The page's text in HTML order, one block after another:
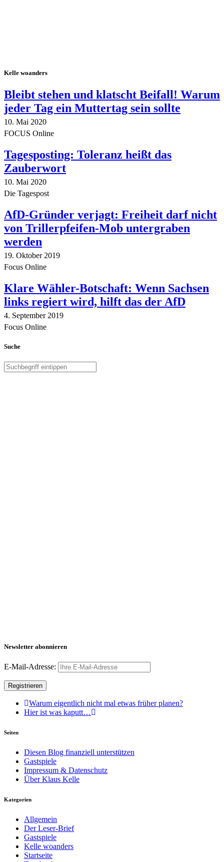
Kelle woanders
Bleibt stehen und klatscht Beifall! Warum
jeder Tag ein Muttertag sein sollte
10. Mai 2020
FOCUS Online
Tagesposting: Toleranz heißt das
Zauberwort
10. Mai 2020
Die Tagespost
AfD-Gründer verjagt: Freiheit darf nicht
von Trillerpfeifen-Mob untergraben
werden
19. Oktober 2019
Focus Online
Klare Wähler-Botschaft: Wenn Sachsen
links regiert wird, hilft das der AfD
4. September 2019
Focus Online
Suche
Newsletter abonnieren
E-Mail-Adresse:
Warum eigentlich nicht mal etwas früher planen?
Hier ist was kaputt…
Seiten
Diesen Blog finanziell unterstützen
Gastspiele
Impressum & Datenschutz
Über Klaus Kelle
Kategorien
Allgemein
Der Leser-Brief
Gastspiele
Kelle woanders
Startseite